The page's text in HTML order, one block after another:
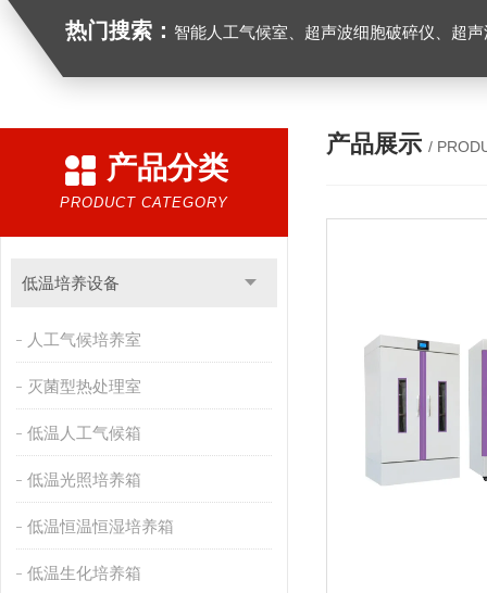
热门搜索： 智能人工气候室、超声波细胞破碎仪、超
产品分类
PRODUCT CATEGORY
低温培养设备
人工气候培养室
灭菌型热处理室
低温人工气候箱
低温光照培养箱
低温恒温恒湿培养箱
低温生化培养箱
产品展示 /